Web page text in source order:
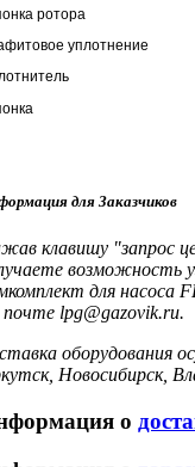
ротора
уплотнение
для Заказчиков
клавишу "запрос
возможность
для насоса
почте lpg@gazovik.ru.
оборудования
Новосибирск,
о